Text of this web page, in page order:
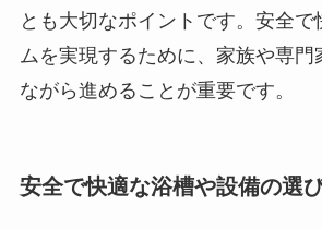
とも大切なポイントです。安全で
ムを実現するために、家族や専門
ながら進めることが重要です。
安全で快適な浴槽や設備の選